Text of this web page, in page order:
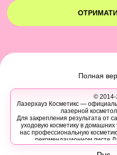
Полная
© 2014-
Лазерхауз Косметикс —
лазерной
Для закрепления результата от
уходовую косметику в
нас профессиональную
рекомендационном листе